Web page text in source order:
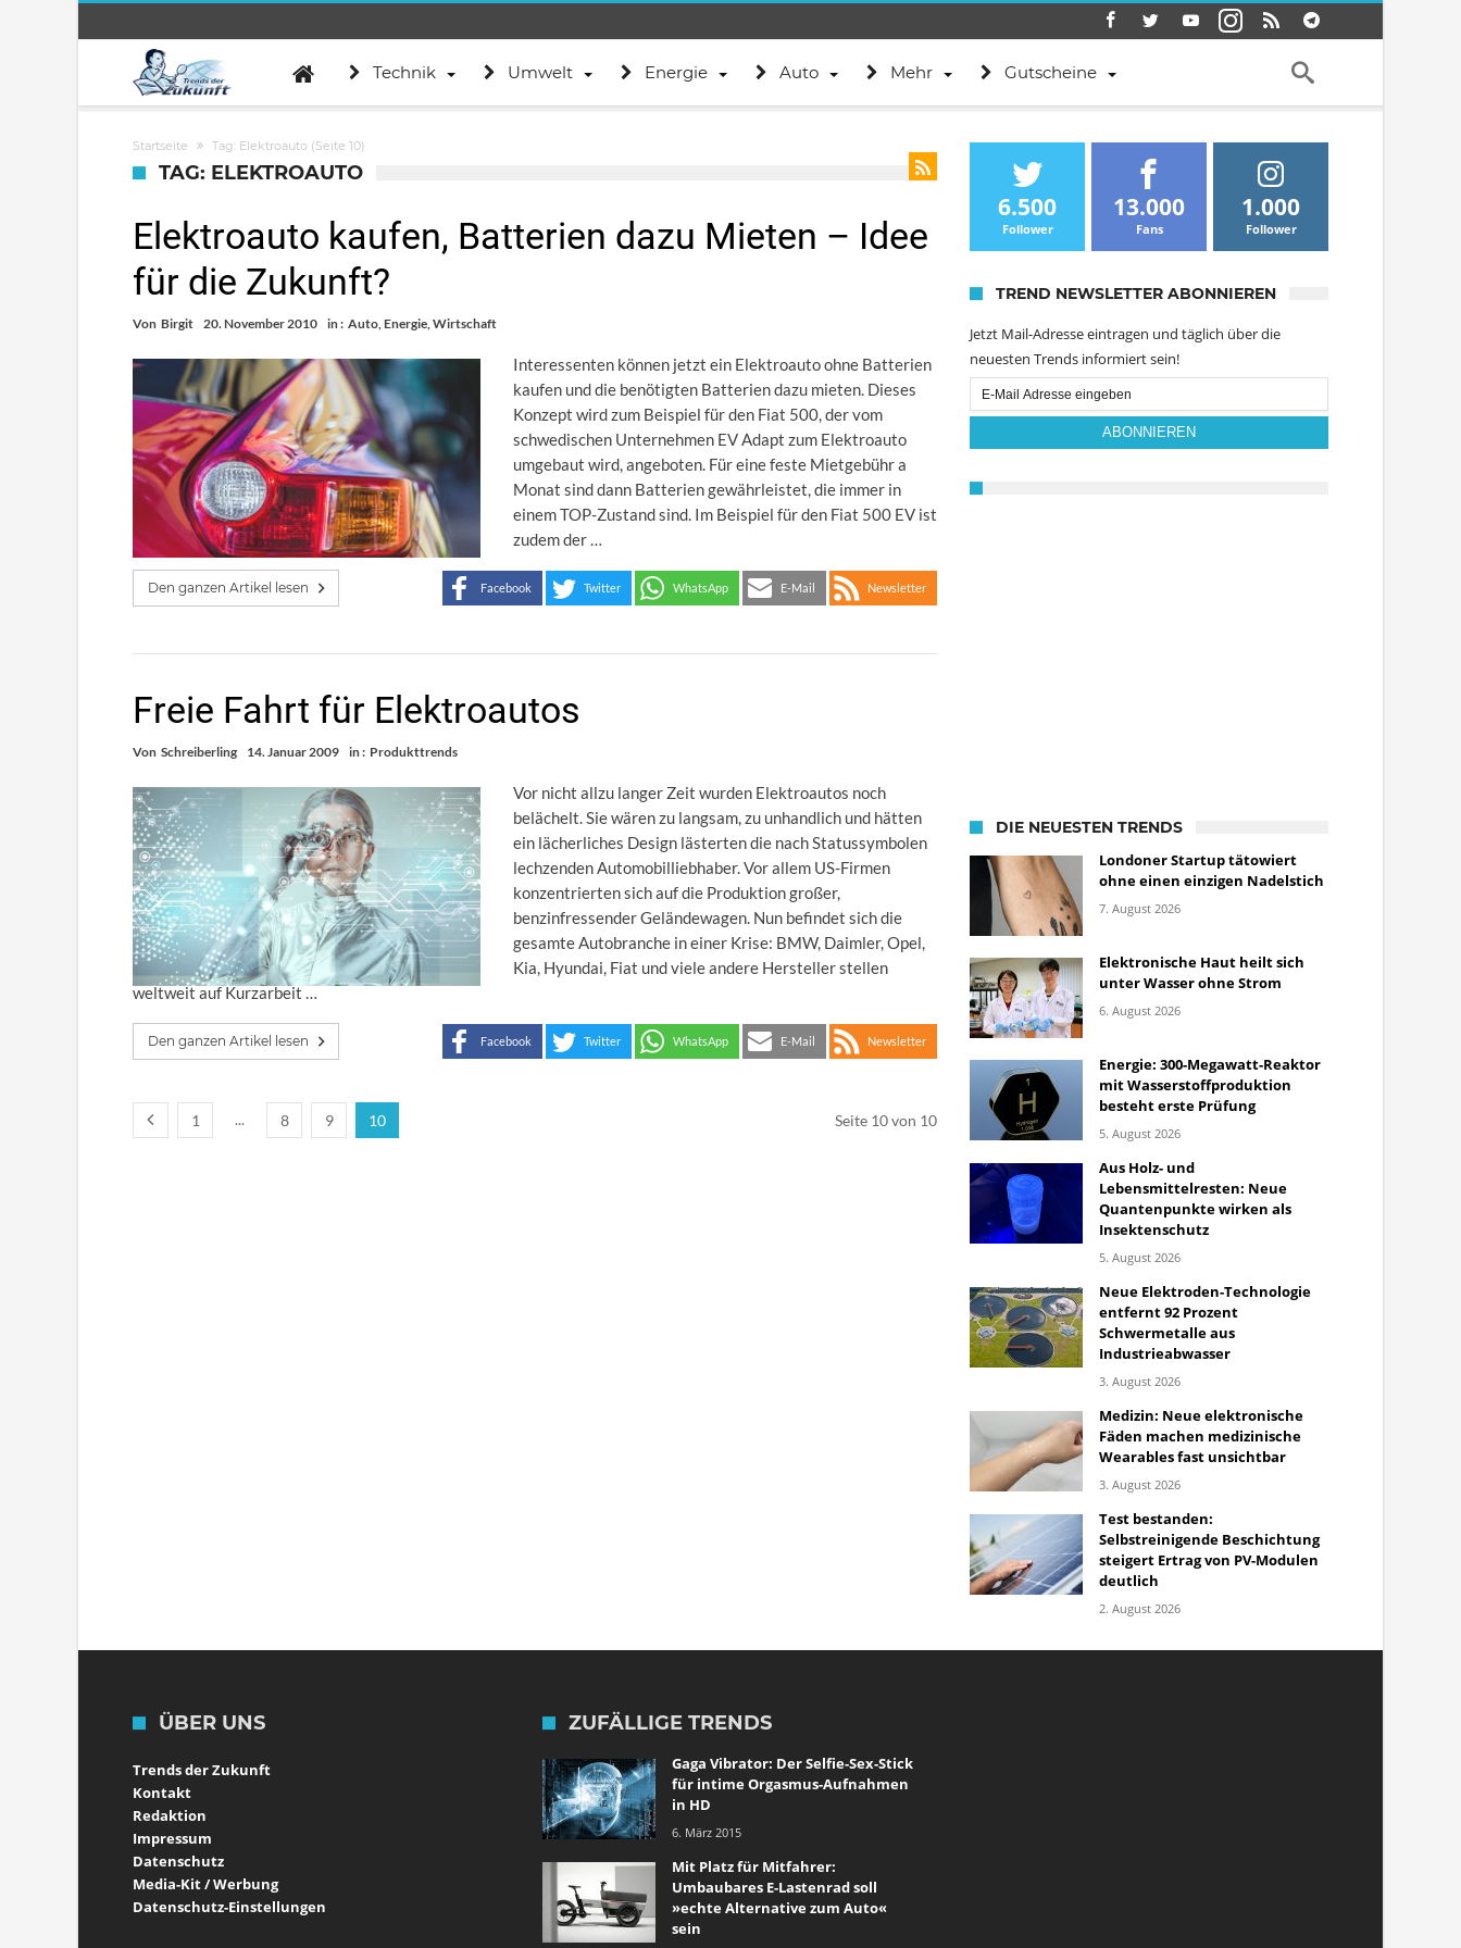
Technik Umwelt Energie Auto Mehr Gutscheine
Startseite Tag: Elektroauto (Seite 10)
TAG: ELEKTROAUTO
Elektroauto kaufen, Batterien dazu Mieten – Idee
für die Zukunft?
Von Birgit 20. November 2010 in : Auto,Energie,Wirtschaft
Interessenten können jetzt ein Elektroauto ohne Batterien
kaufen und die benötigten Batterien dazu mieten. Dieses
Konzept wird zum Beispiel für den Fiat 500, der vom
schwedischen Unternehmen EV Adapt zum Elektroauto
umgebaut wird, angeboten. Für eine feste Mietgebühr a
Monat sind dann Batterien gewährleistet, die immer in
einem TOP-Zustand sind. Im Beispiel für den Fiat 500 EV ist
zudem der …
Den ganzen Artikel lesen Facebook Twitter WhatsApp E-Mail Newsletter
Freie Fahrt für Elektroautos
Von Schreiberling 14. Januar 2009 in : Produkttrends
Vor nicht allzu langer Zeit wurden Elektroautos noch
belächelt. Sie wären zu langsam, zu unhandlich und hätten
ein lächerliches Design lästerten die nach Statussymbolen
lechzenden Automobilliebhaber. Vor allem US-Firmen
konzentrierten sich auf die Produktion großer,
benzinfressender Geländewagen. Nun befindet sich die
gesamte Autobranche in einer Krise: BMW, Daimler, Opel,
Kia, Hyundai, Fiat und viele andere Hersteller stellen
weltweit auf Kurzarbeit …
Den ganzen Artikel lesen Facebook Twitter WhatsApp E-Mail Newsletter
1 ... 8 9 10 Seite 10 von 10
6.500
Follower
13.000
Fans
1.000
Follower
TREND NEWSLETTER ABONNIEREN
Jetzt Mail-Adresse eintragen und täglich über die
neuesten Trends informiert sein!
Email
Subscription
ABONNIEREN
DIE NEUESTEN TRENDS
Londoner Startup tätowiert
ohne einen einzigen Nadelstich
7. August 2026
Elektronische Haut heilt sich
unter Wasser ohne Strom
6. August 2026
Energie: 300-Megawatt-Reaktor
mit Wasserstoffproduktion
besteht erste Prüfung
5. August 2026
Aus Holz- und
Lebensmittelresten: Neue
Quantenpunkte wirken als
Insektenschutz
5. August 2026
Neue Elektroden-Technologie
entfernt 92 Prozent
Schwermetalle aus
Industrieabwasser
3. August 2026
Medizin: Neue elektronische
Fäden machen medizinische
Wearables fast unsichtbar
3. August 2026
Test bestanden:
Selbstreinigende Beschichtung
steigert Ertrag von PV-Modulen
deutlich
2. August 2026
ÜBER UNS
Trends der Zukunft
Kontakt
Redaktion
Impressum
Datenschutz
Media-Kit / Werbung
Datenschutz-Einstellungen
ZUFÄLLIGE TRENDS
Gaga Vibrator: Der Selfie-Sex-Stick
für intime Orgasmus-Aufnahmen
in HD
6. März 2015
Mit Platz für Mitfahrer:
Umbaubares E-Lastenrad soll
»echte Alternative zum Auto«
sein